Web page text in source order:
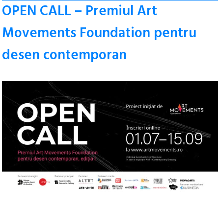
OPEN CALL – Premiul Art
Movements Foundation pentru
desen contemporan